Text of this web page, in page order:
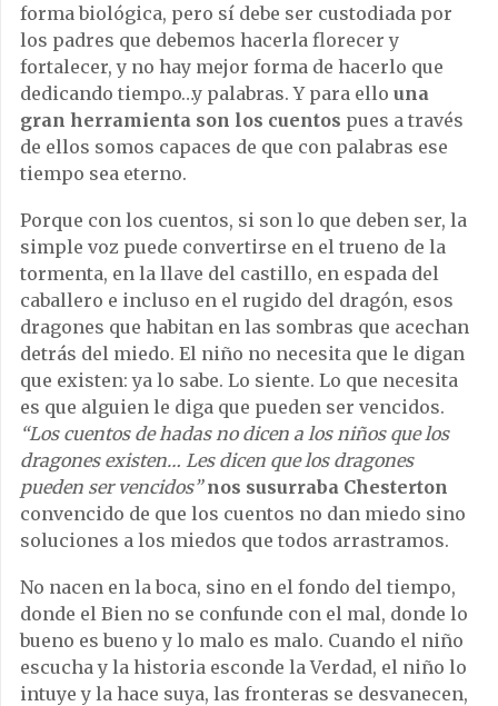
forma biológica, pero sí debe ser custodiada por
los padres que debemos hacerla florecer y
fortalecer, y no hay mejor forma de hacerlo que
dedicando tiempo…y palabras. Y para ello una
gran herramienta son los cuentos pues a través
de ellos somos capaces de que con palabras ese
tiempo sea eterno.
Porque con los cuentos, si son lo que deben ser, la
simple voz puede convertirse en el trueno de la
tormenta, en la llave del castillo, en espada del
caballero e incluso en el rugido del dragón, esos
dragones que habitan en las sombras que acechan
detrás del miedo. El niño no necesita que le digan
que existen: ya lo sabe. Lo siente. Lo que necesita
es que alguien le diga que pueden ser vencidos.
“Los cuentos de hadas no dicen a los niños que los
dragones existen… Les dicen que los dragones
pueden ser vencidos”nos susurraba Chesterton
convencido de que los cuentos no dan miedo sino
soluciones a los miedos que todos arrastramos.
No nacen en la boca, sino en el fondo del tiempo,
donde el Bien no se confunde con el mal, donde lo
bueno es bueno y lo malo es malo. Cuando el niño
escucha y la historia esconde la Verdad, el niño lo
intuye y la hace suya, las fronteras se desvanecen,